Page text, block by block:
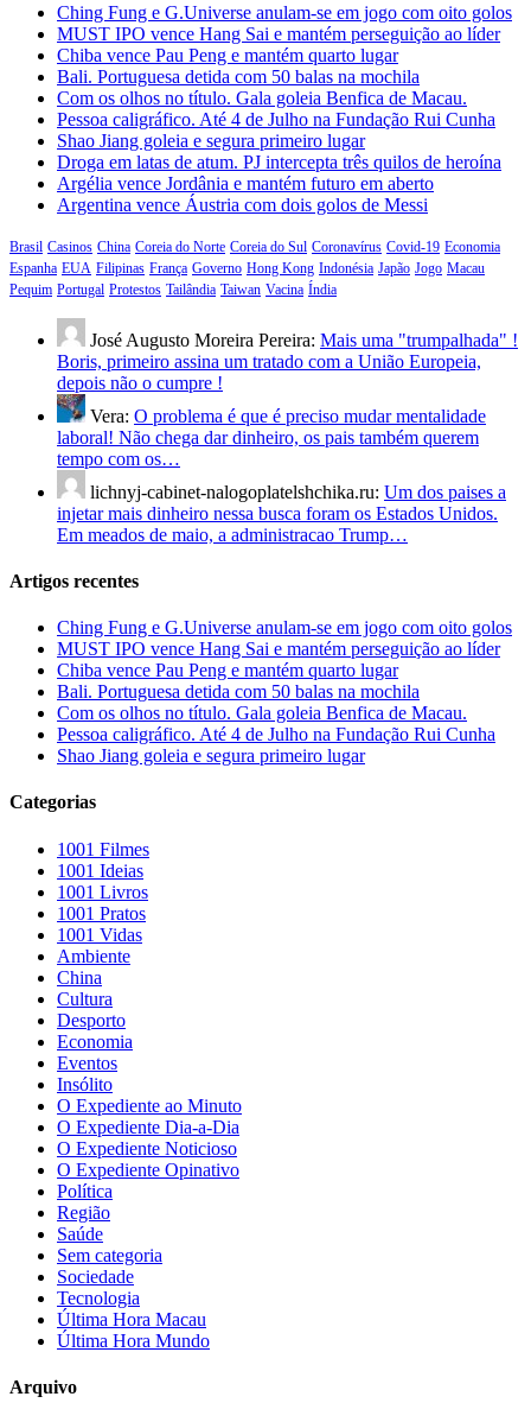
Ching Fung e G.Universe anulam-se em jogo com oito golos
MUST IPO vence Hang Sai e mantém perseguição ao líder
Chiba vence Pau Peng e mantém quarto lugar
Bali. Portuguesa detida com 50 balas na mochila
Com os olhos no título. Gala goleia Benfica de Macau.
Pessoa caligráfico. Até 4 de Julho na Fundação Rui Cunha
Shao Jiang goleia e segura primeiro lugar
Droga em latas de atum. PJ intercepta três quilos de heroína
Argélia vence Jordânia e mantém futuro em aberto
Argentina vence Áustria com dois golos de Messi
Brasil Casinos China Coreia do Norte Coreia do Sul Coronavírus Covid-19 Economia
Espanha EUA Filipinas França Governo Hong Kong Indonésia Japão Jogo Macau
Pequim Portugal Protestos Tailândia Taiwan Vacina Índia
José Augusto Moreira Pereira: Mais uma "trumpalhada" !
Boris, primeiro assina um tratado com a União Europeia,
depois não o cumpre !
Vera: O problema é que é preciso mudar mentalidade
laboral! Não chega dar dinheiro, os pais também querem
tempo com os…
lichnyj-cabinet-nalogoplatelshchika.ru: Um dos paises a
injetar mais dinheiro nessa busca foram os Estados Unidos.
Em meados de maio, a administracao Trump…
Artigos recentes
Ching Fung e G.Universe anulam-se em jogo com oito golos
MUST IPO vence Hang Sai e mantém perseguição ao líder
Chiba vence Pau Peng e mantém quarto lugar
Bali. Portuguesa detida com 50 balas na mochila
Com os olhos no título. Gala goleia Benfica de Macau.
Pessoa caligráfico. Até 4 de Julho na Fundação Rui Cunha
Shao Jiang goleia e segura primeiro lugar
Categorias
1001 Filmes
1001 Ideias
1001 Livros
1001 Pratos
1001 Vidas
Ambiente
China
Cultura
Desporto
Economia
Eventos
Insólito
O Expediente ao Minuto
O Expediente Dia-a-Dia
O Expediente Noticioso
O Expediente Opinativo
Política
Região
Saúde
Sem categoria
Sociedade
Tecnologia
Última Hora Macau
Última Hora Mundo
Arquivo